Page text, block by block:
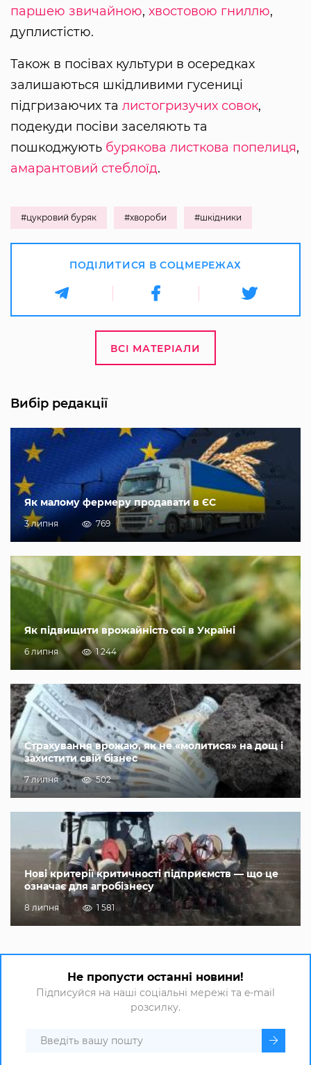
паршею звичайною, хвостовою гниллю,
дуплистістю.
Також в посівах культури в осередках
залишаються шкідливими гусениці
підгризаючих та листогризучих совок,
подекуди посіви заселяють та
пошкоджують бурякова листкова попелиця,
амарантовий стеблоїд.
#цукровий буряк #хвороби #шкідники
ПОДІЛИТИСЯ В СОЦМЕРЕЖАХ
ВСІ МАТЕРІАЛИ
Вибір редакції
Як малому фермеру продавати в ЄС
3 липня 769
Як підвищити врожайність сої в Україні
6 липня 1 244
Страхування врожаю, як не «молитися» на дощ і
захистити свій бізнес
7 липня 502
Нові критерії критичності підприємств — що це
означає для агробізнесу
8 липня 1 581
Не пропусти останні новини!
Підписуйся на наші соціальні мережі та e-mail
розсилку.